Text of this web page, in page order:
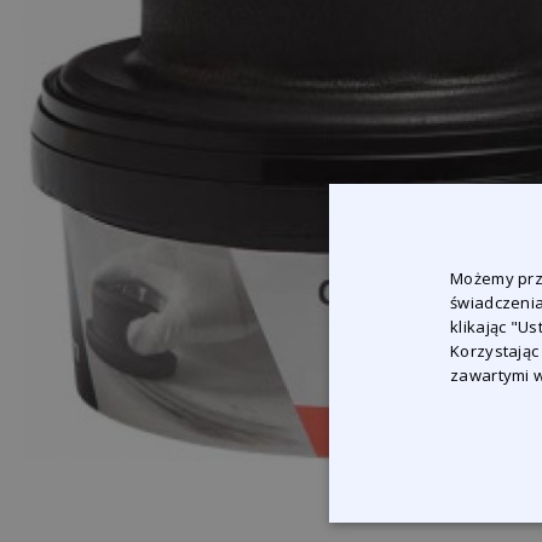
Możemy
klikając
zawartymi